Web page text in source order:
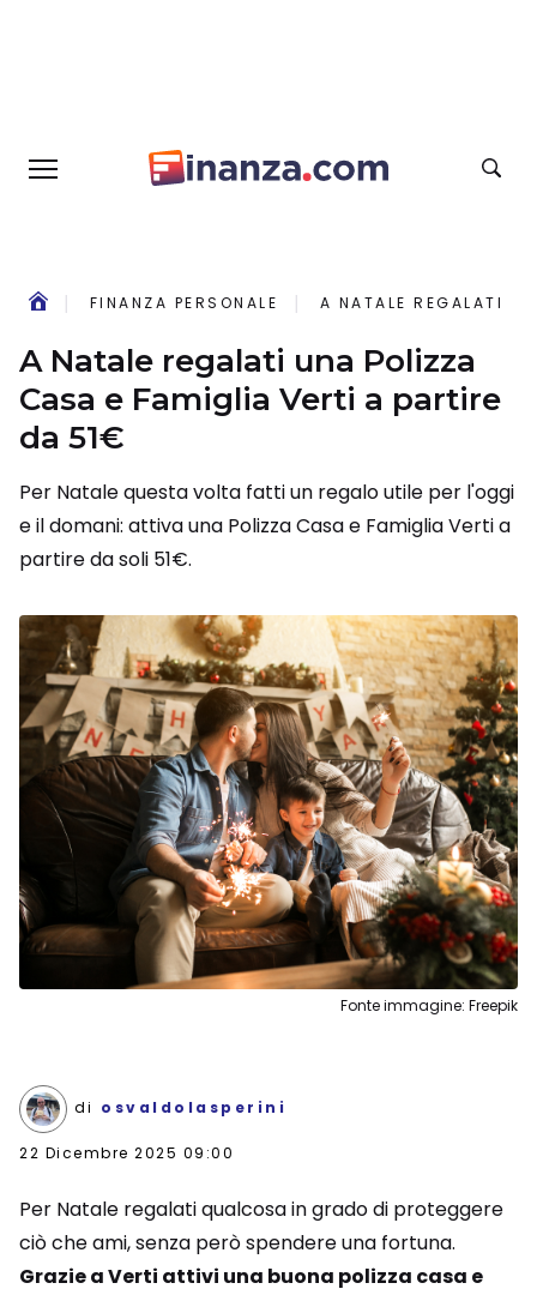
FINANZA PERSONALE A NATALE REGALATI
A Natale regalati una Polizza
Casa e Famiglia Verti a partire
da 51€
Per Natale questa volta fatti un regalo utile per l'oggi
e il domani: attiva una Polizza Casa e Famiglia Verti a
partire da soli 51€.
Fonte immagine: Freepik
di osvaldolasperini
22 Dicembre 2025 09:00
Per Natale regalati qualcosa in grado di proteggere
ciò che ami, senza però spendere una fortuna.
Grazie a Verti attivi una buona polizza casa e